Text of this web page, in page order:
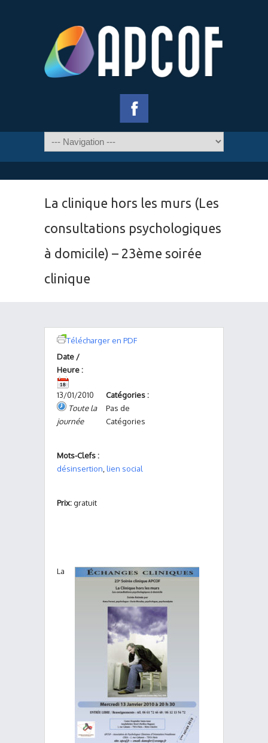
La clinique hors les murs (Les
consultations psychologiques
à domicile) – 23ème soirée
clinique
Télécharger en PDF
Date /
Heure :
13/01/2010
Toute la
journée
Catégories :
Pas de
Catégories
Mots-Clefs :
désinsertion lien social
Prix:gratuit
La